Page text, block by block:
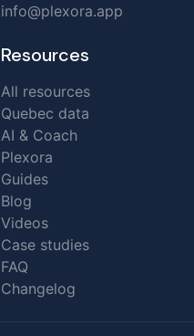
info@plexora.app
Resources
All resources
Quebec data
AI & Coach
Plexora
Guides
Blog
Videos
Case studies
FAQ
Changelog